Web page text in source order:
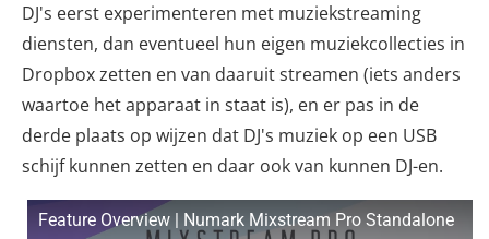
DJ's eerst experimenteren met muziekstreaming
diensten, dan eventueel hun eigen muziekcollecties in
Dropbox zetten en van daaruit streamen (iets anders
waartoe het apparaat in staat is), en er pas in de
derde plaats op wijzen dat DJ's muziek op een USB
schijf kunnen zetten en daar ook van kunnen DJ-en.
Feature Overview | Numark Mixstream Pro Standalone